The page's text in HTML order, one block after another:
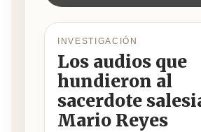
INVESTIGACIÓN
Los audios que
hundieron al
sacerdote
Mario Reyes